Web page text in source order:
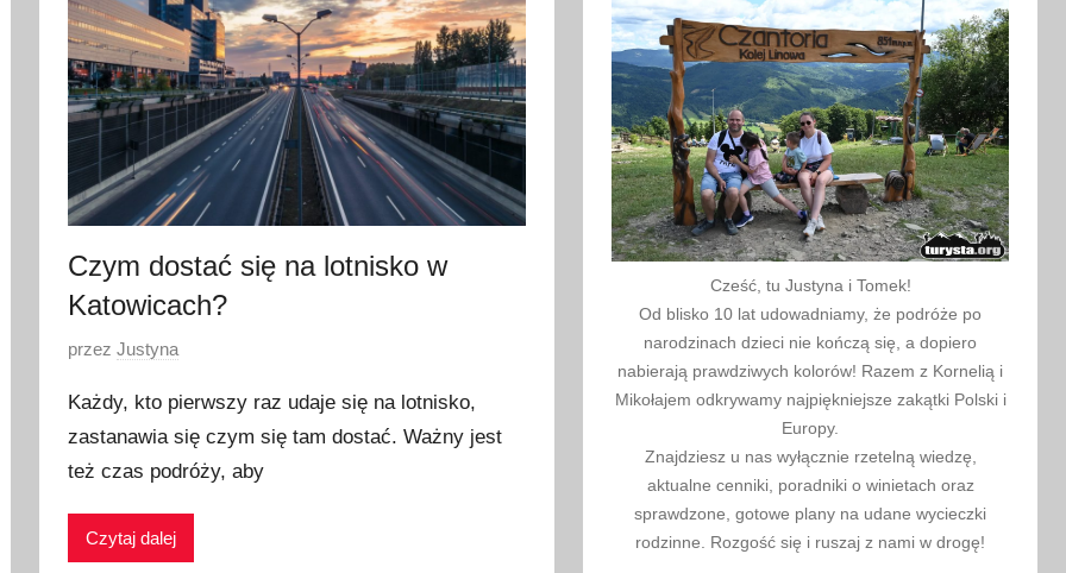
Czym dostać się na lotnisko w
Katowicach?
O
u
b
l
o
przezJustyna
Każdy, kto pierwszy raz udaje się na lotnisko,
zastanawia się czym się tam dostać. Ważny jest
też czas podróży, aby
Czytaj dalej
Cześć, tu Justyna i Tomek!
Od blisko 10 lat udowadniamy, że podróże po
narodzinach dzieci nie kończą się, a dopiero
nabierają prawdziwych kolorów! Razem z Kornelią i
Mikołajem odkrywamy najpiękniejsze zakątki Polski i
Europy.
Znajdziesz u nas wyłącznie rzetelną wiedzę,
aktualne cenniki, poradniki o winietach oraz
sprawdzone, gotowe plany na udane wycieczki
rodzinne. Rozgość się i ruszaj z nami w drogę!